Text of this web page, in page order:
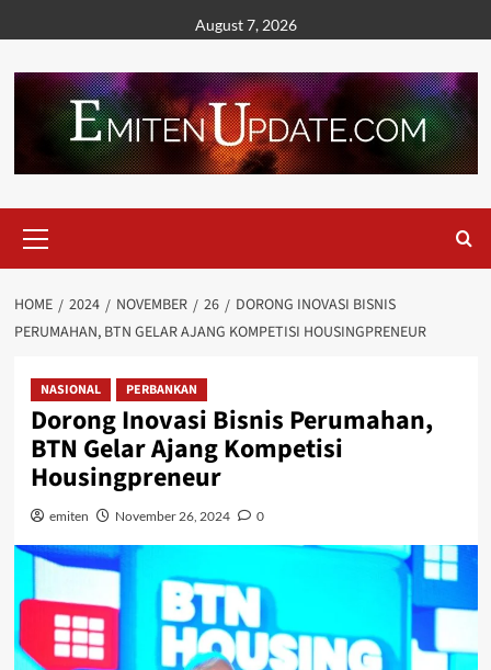
to
content
August 7, 2026
Menu
HOME 2024 NOVEMBER 26
DORONG INOVASI BISNIS
PERUMAHAN, BTN GELAR AJANG KOMPETISI HOUSINGPRENEUR
NASIONAL PERBANKAN
Dorong Inovasi Bisnis Perumahan,
BTN Gelar Ajang Kompetisi
Housingpreneur
emiten November 26, 2024 0